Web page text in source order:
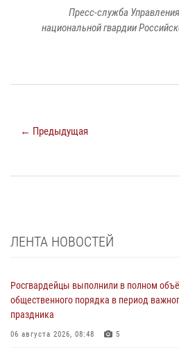
Пресс-служба
национальной гвардии
← Предыдущая
ЛЕНТА НОВОСТЕЙ
Росгвардейцы выполнили в полном
общественного порядка в период
праздника
06 августа 2026, 08:48 5